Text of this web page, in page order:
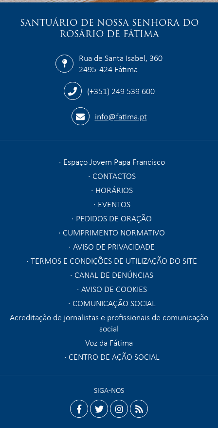
SANTUÁRIO DE NOSSA SENHORA DO
ROSÁRIO DE FÁTIMA
Rua de Santa Isabel, 360
2495-424 Fátima
(+351) 249 539 600
info@fatima.pt
Espaço Jovem Papa Francisco
CONTACTOS
HORÁRIOS
EVENTOS
PEDIDOS DE ORAÇÃO
CUMPRIMENTO NORMATIVO
AVISO DE PRIVACIDADE
TERMOS E CONDIÇÕES DE UTILIZAÇÃO DO SITE
CANAL DE DENÚNCIAS
AVISO DE COOKIES
COMUNICAÇÃO SOCIAL
Acreditação de jornalistas e profissionais de comunicação
social
Voz da Fátima
CENTRO DE AÇÃO SOCIAL
SIGA-NOS
facebooktwitterinstagram
rss